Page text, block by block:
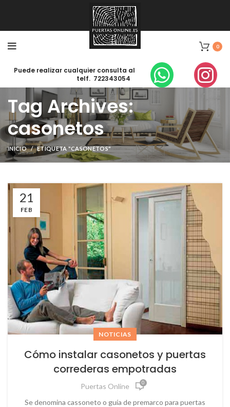
0
Puede realizar cualquier consulta al
telf. 722343054
Tag Archives:
casonetos
INICIO ETIQUETA "CASONETOS"
21
FEB
NOTICIAS
Cómo instalar casonetos y puertas
correderas empotradas
Puertas Online 0
Se denomina cassoneto o guía de premarco para puertas